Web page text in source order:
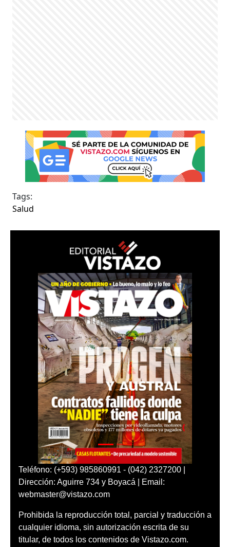
Tags:
Salud
Teléfono: (+593) 985860991 - (042) 2327200 |
Dirección: Aguirre 734 y Boyacá | Email:
webmaster@vistazo.com
Prohibida la reproducción total, parcial y traducción a
cualquier idioma, sin autorización escrita de su
titular, de todos los contenidos de Vistazo.com.